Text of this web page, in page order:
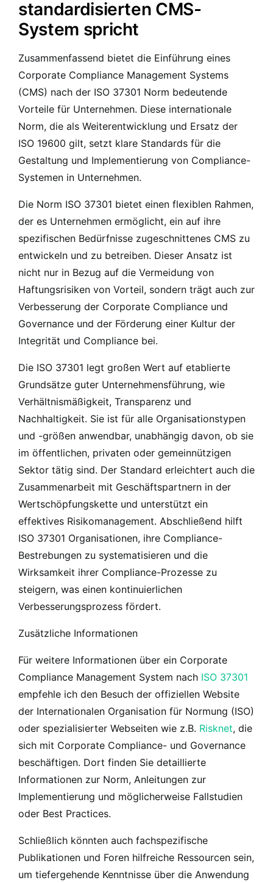
standardisierten CMS-
System spricht
Zusammenfassend bietet die Einführung eines
Corporate Compliance Management Systems
(CMS) nach der ISO 37301 Norm bedeutende
Vorteile für Unternehmen. Diese internationale
Norm, die als Weiterentwicklung und Ersatz der
ISO 19600 gilt, setzt klare Standards für die
Gestaltung und Implementierung von Compliance-
Systemen in Unternehmen.
Die Norm ISO 37301 bietet einen flexiblen Rahmen,
der es Unternehmen ermöglicht, ein auf ihre
spezifischen Bedürfnisse zugeschnittenes CMS zu
entwickeln und zu betreiben. Dieser Ansatz ist
nicht nur in Bezug auf die Vermeidung von
Haftungsrisiken von Vorteil, sondern trägt auch zur
Verbesserung der Corporate Compliance und
Governance und der Förderung einer Kultur der
Integrität und Compliance bei.
Die ISO 37301 legt großen Wert auf etablierte
Grundsätze guter Unternehmensführung, wie
Verhältnismäßigkeit, Transparenz und
Nachhaltigkeit. Sie ist für alle Organisationstypen
und -größen anwendbar, unabhängig davon, ob sie
im öffentlichen, privaten oder gemeinnützigen
Sektor tätig sind. Der Standard erleichtert auch die
Zusammenarbeit mit Geschäftspartnern in der
Wertschöpfungskette und unterstützt ein
effektives Risikomanagement. Abschließend hilft
ISO 37301 Organisationen, ihre Compliance-
Bestrebungen zu systematisieren und die
Wirksamkeit ihrer Compliance-Prozesse zu
steigern, was einen kontinuierlichen
Verbesserungsprozess fördert.
Zusätzliche Informationen
Für weitere Informationen über ein Corporate
Compliance Management System nach ISO 37301
empfehle ich den Besuch der offiziellen Website
der Internationalen Organisation für Normung (ISO)
oder spezialisierter Webseiten wie z.B. Risknet, die
sich mit Corporate Compliance- und Governance
beschäftigen. Dort finden Sie detaillierte
Informationen zur Norm, Anleitungen zur
Implementierung und möglicherweise Fallstudien
oder Best Practices.
Schließlich könnten auch fachspezifische
Publikationen und Foren hilfreiche Ressourcen sein,
um tiefergehende Kenntnisse über die Anwendung